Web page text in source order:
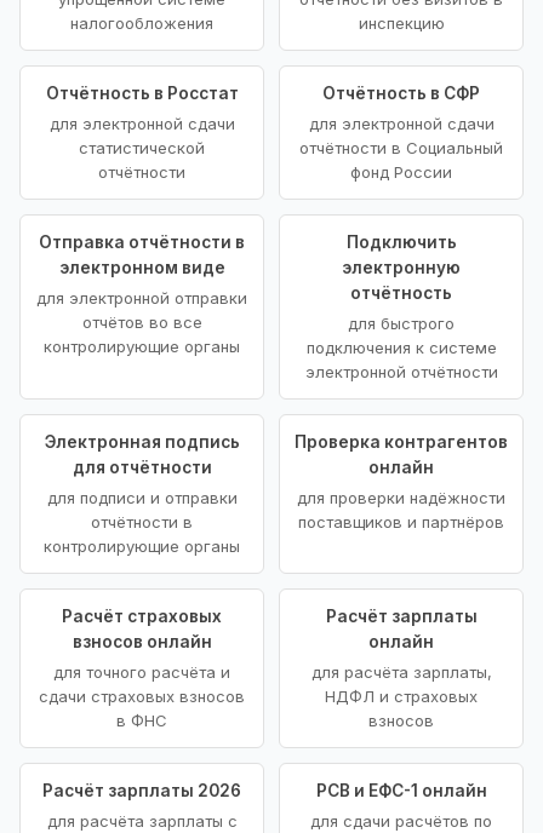
налогообложения
инспекцию
Отчётность в Росстат
для электронной сдачи
статистической
отчётности
Отчётность в СФР
для электронной сдачи
отчётности в Социальный
фонд России
Отправка отчётности в
электронном виде
для электронной отправки
отчётов во все
контролирующие органы
Подключить
электронную
отчётность
для быстрого
подключения к системе
электронной отчётности
Электронная подпись
для отчётности
для подписи и отправки
отчётности в
контролирующие органы
Проверка контрагентов
онлайн
для проверки надёжности
поставщиков и партнёров
Расчёт страховых
взносов онлайн
для точного расчёта и
сдачи страховых взносов
в ФНС
Расчёт зарплаты
онлайн
для расчёта зарплаты,
НДФЛ и страховых
взносов
Расчёт зарплаты 2026
для расчёта зарплаты с
РСВ и ЕФС-1 онлайн
для сдачи расчётов по